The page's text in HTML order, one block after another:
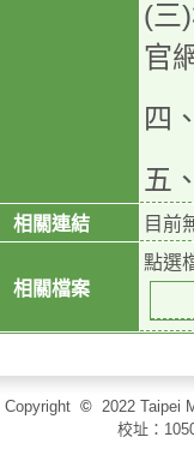
(三
官
四
五
相關連結 目前
相關檔案
點選
Copyright © 2022 Taipei
校址：